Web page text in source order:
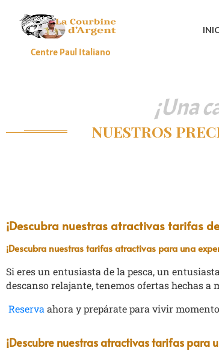
Centre Paul Italiano
¡Una
NUESTROS
¡Descubra nuestras atractivas tarifas
¡Descubra nuestras tarifas atractivas para una
Si eres un entusiasta de la pesca, un
descanso relajante, tenemos ofertas hechas
Reserva ahora y prepárate para vivir
¡Descubre nuestras atractivas tarifas para